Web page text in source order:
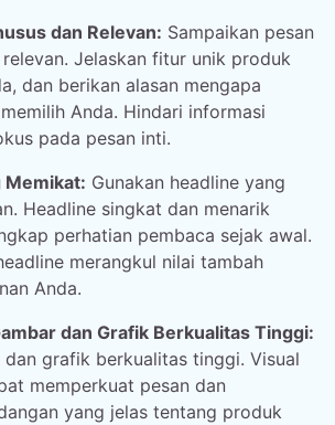
dan Relevan: Sampaikan pesan
Jelaskan fitur unik produk
dan berikan alasan mengapa
Anda. Hindari informasi
pada pesan inti.
Memikat: Gunakan headline yang
Headline singkat dan menarik
perhatian pembaca sejak awal.
merangkul nilai tambah
Anda.
dan Grafik Berkualitas Tinggi:
dan grafik berkualitas tinggi. Visual
memperkuat pesan dan
yang jelas tentang produk